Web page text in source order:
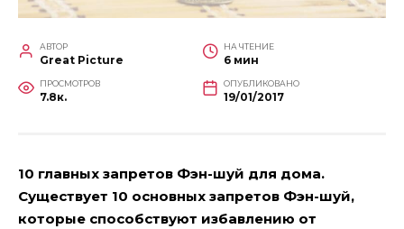
АВТОР
Great Picture
НА ЧТЕНИЕ
6 мин
ПРОСМОТРОВ
7.8к.
ОПУБЛИКОВАНО
19/01/2017
10 главных запретов Фэн-шуй для дома.
Существует 10 основных запретов Фэн-шуй,
которые способствуют избавлению от